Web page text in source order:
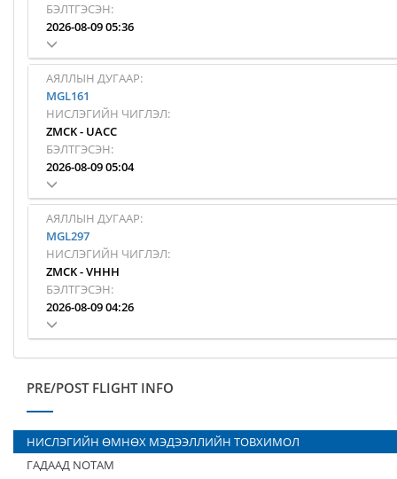
БЭЛТГЭСЭН:
2026-08-09 05:36
АЯЛЛЫН ДУГААР:
MGL161
НИСЛЭГИЙН ЧИГЛЭЛ:
ZMCK- UACC
БЭЛТГЭСЭН:
2026-08-09 05:04
АЯЛЛЫН ДУГААР:
MGL297
НИСЛЭГИЙН ЧИГЛЭЛ:
ZMCK-VHHH
БЭЛТГЭСЭН:
2026-08-09 04:26
PRE/POST FLIGHT INFO
НИСЛЭГИЙН ӨМНӨХ МЭДЭЭЛЛИЙН ТОВХИМОЛ
ГАДААД NOTAM